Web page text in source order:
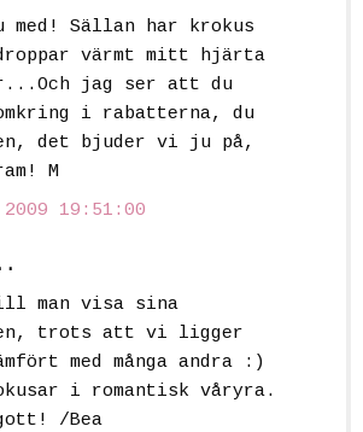
med! Sällan har krokus
värmt mitt hjärta
jag ser att du
i rabatterna, du
det bjuder vi ju på,
M
19:51:00
man visa sina
trots att vi ligger
med många andra :)
i romantisk våryra.
/Bea